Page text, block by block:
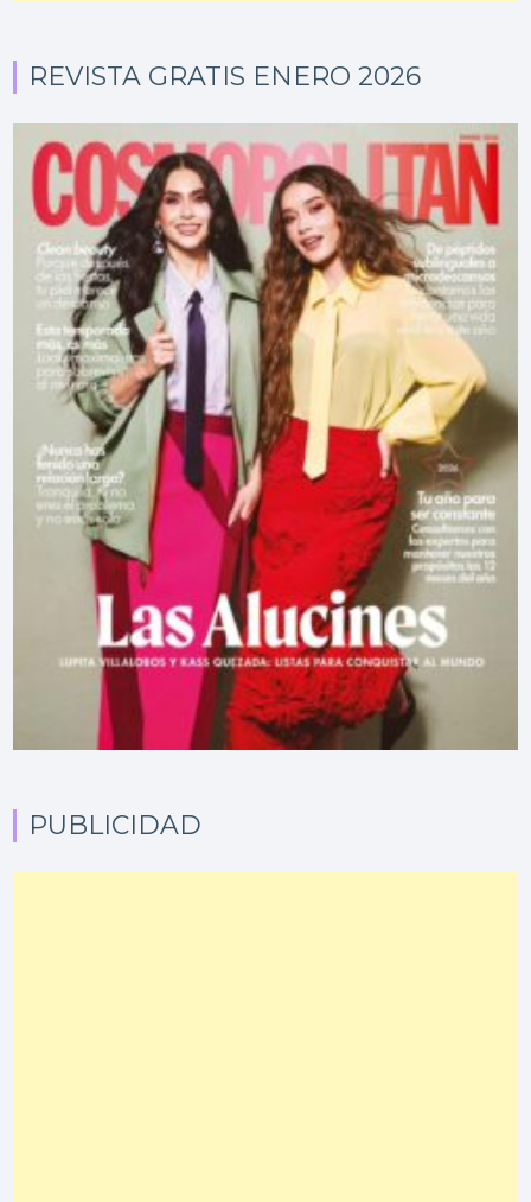
REVISTA GRATIS ENERO 2026
PUBLICIDAD